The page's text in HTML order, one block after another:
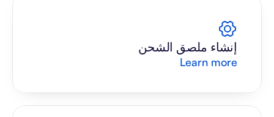
إنشاء ملصق الشحن
Learn more